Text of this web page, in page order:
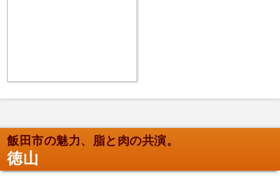
飯田市の魅力、脂と肉の共演。
徳山